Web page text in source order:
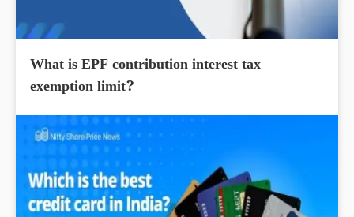
What is EPF contribution interest tax
exemption limit?